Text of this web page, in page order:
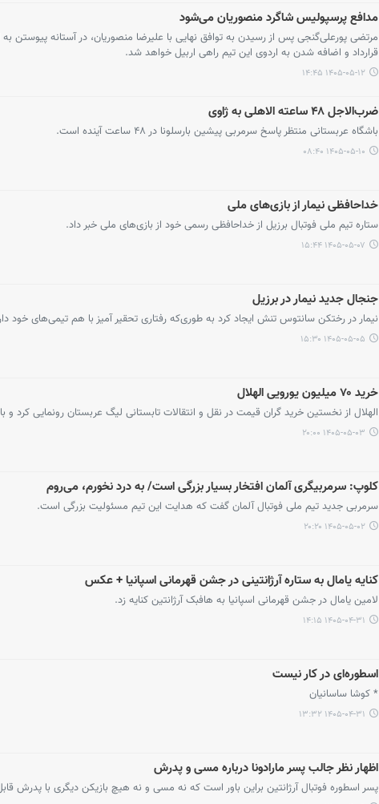
مدافع پرسپولیس شاگرد منصوریان می‌شود
مرتضی پورعلی‌گنجی پس از رسیدن به توافق نهایی با علیرضا منصوریان، در آستانه پیوستن به
قرارداد و اضافه شدن به اردوی این تیم راهی اربیل خواهد شد.
۱۴۰۵-۰۵-۱۲ ۱۴:۴۵
ضرب‌الاجل ۴۸ ساعته الاهلی به ژاوی
باشگاه عربستانی منتظر پاسخ سرمربی پیشین بارسلونا در ۴۸ ساعت آینده است.
۱۴۰۵-۰۵-۱۰ ۰۸:۴۰
خداحافظی نیمار از بازی‌های ملی
ستاره تیم ملی فوتبال برزیل از خداحافظی رسمی خود از بازی‌های ملی خبر داد.
۱۴۰۵-۰۵-۰۷ ۱۵:۴۴
جنجال جدید نیمار در برزیل
نیمار در رختکن سانتوس تنش ایجاد کرد به طوری‌که رفتاری تحقیر آمیز با هم تیمی‌های
۱۴۰۵-۰۵-۰۵ ۱۵:۳۰
خرید ۷۰ میلیون یورویی الهلال
الهلال از نخستین خرید گران قیمت در نقل و انتقالات تابستانی لیگ عربستان رونمایی کرد و بازیکن هلندی را با ۷۰
۱۴۰۵-۰۵-۰۳ ۲۰:۰۰
کلوپ: سرمربیگری آلمان افتخار بسیار بزرگی است/ به درد نخورم، می‌روم
سرمربی جدید تیم ملی فوتبال آلمان گفت که هدایت این تیم مسئولیت بزرگی است.
۱۴۰۵-۰۵-۰۲ ۲۰:۲۰
کنایه یامال به ستاره آرژانتینی در جشن قهرمانی اسپانیا + عکس
لامین یامال در جشن قهرمانی اسپانیا به هافبک آرژانتین کنایه زد.
۱۴۰۵-۰۴-۳۱ ۱۴:۱۵
اسطوره‌ای در کار نیست
* کوشا ساسانیان
۱۴۰۵-۰۴-۳۱ ۱۳:۳۲
اظهار نظر جالب پسر مارادونا درباره مسی و پدرش
پسر اسطوره فوتبال آرژانتین براین باور است که نه مسی و نه هیچ بازیکن دیگری با پدرش